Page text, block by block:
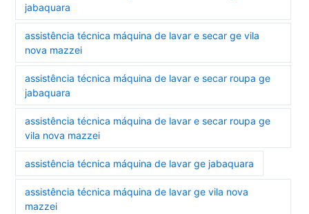
jabaquara
assistência técnica máquina de lavar e secar ge vila
nova mazzei
assistência técnica máquina de lavar e secar roupa ge
jabaquara
assistência técnica máquina de lavar e secar roupa ge
vila nova mazzei
assistência técnica máquina de lavar ge jabaquara
assistência técnica máquina de lavar ge vila nova
mazzei